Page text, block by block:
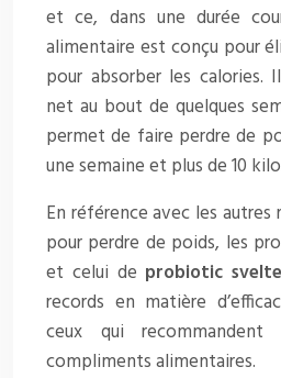
et ce, dans une durée
alimentaire est conçu pour
pour absorber les calories.
net au bout de quelques
permet de faire perdre de
une semaine et plus de 10
En référence avec les
pour perdre de poids, les
et celui de probiotic svelte
records en matière
ceux qui
compliments alimentaires.